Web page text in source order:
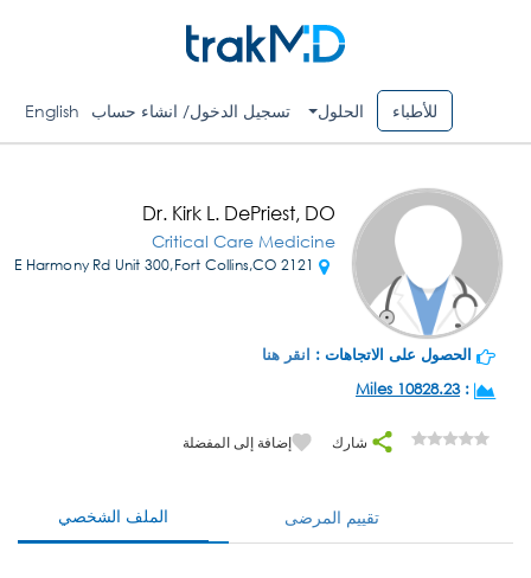
للأطباء الحلول تسجيل الدخول/ انشاء حساب English
Dr. Kirk L. DePriest, DO
Critical Care Medicine
الحصول على الاتجاهات : انقر هنا
:
10828.23 Miles
شارك إضافة إلى المفضلة
الملف الشخصي تقييم المرضى